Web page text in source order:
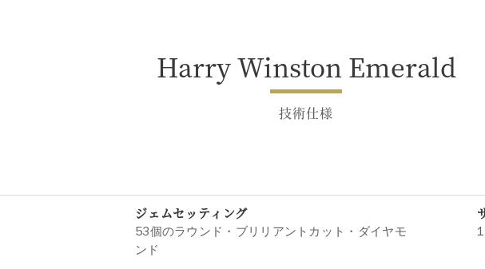
Harry Winston Emerald
技術仕様
ジェムセッティング
53個のラウンド・ブリリアントカット・ダイヤモ
ンド